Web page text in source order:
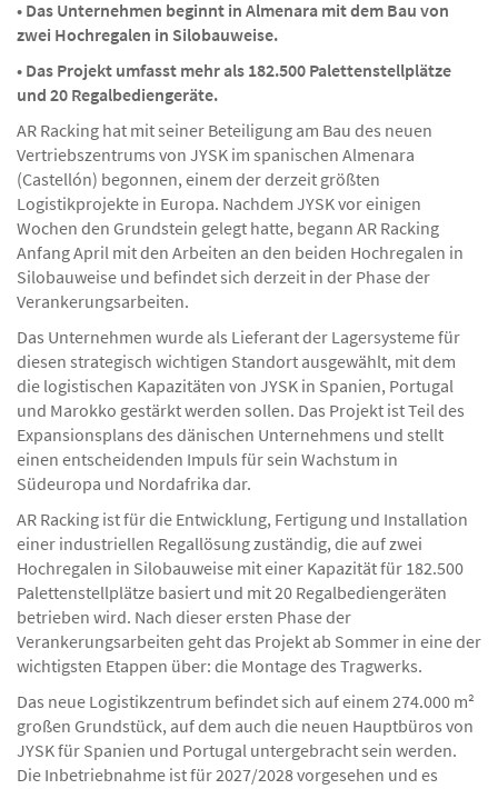
• Das Unternehmen beginnt in Almenara mit dem Bau von
zwei Hochregalen in Silobauweise.
• Das Projekt umfasst mehr als 182.500 Palettenstellplätze
und 20 Regalbediengeräte.
AR Racking hat mit seiner Beteiligung am Bau des neuen
Vertriebszentrums von JYSK im spanischen Almenara
(Castellón) begonnen, einem der derzeit größten
Logistikprojekte in Europa. Nachdem JYSK vor einigen
Wochen den Grundstein gelegt hatte, begann AR Racking
Anfang April mit den Arbeiten an den beiden Hochregalen in
Silobauweise und befindet sich derzeit in der Phase der
Verankerungsarbeiten.
Das Unternehmen wurde als Lieferant der Lagersysteme für
diesen strategisch wichtigen Standort ausgewählt, mit dem
die logistischen Kapazitäten von JYSK in Spanien, Portugal
und Marokko gestärkt werden sollen. Das Projekt ist Teil des
Expansionsplans des dänischen Unternehmens und stellt
einen entscheidenden Impuls für sein Wachstum in
Südeuropa und Nordafrika dar.
AR Racking ist für die Entwicklung, Fertigung und Installation
einer industriellen Regallösung zuständig, die auf zwei
Hochregalen in Silobauweise mit einer Kapazität für 182.500
Palettenstellplätze basiert und mit 20 Regalbediengeräten
betrieben wird. Nach dieser ersten Phase der
Verankerungsarbeiten geht das Projekt ab Sommer in eine der
wichtigsten Etappen über: die Montage des Tragwerks.
Das neue Logistikzentrum befindet sich auf einem 274.000 m²
großen Grundstück, auf dem auch die neuen Hauptbüros von
JYSK für Spanien und Portugal untergebracht sein werden.
Die Inbetriebnahme ist für 2027/2028 vorgesehen und es